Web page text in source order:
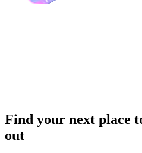
Find your next place
out